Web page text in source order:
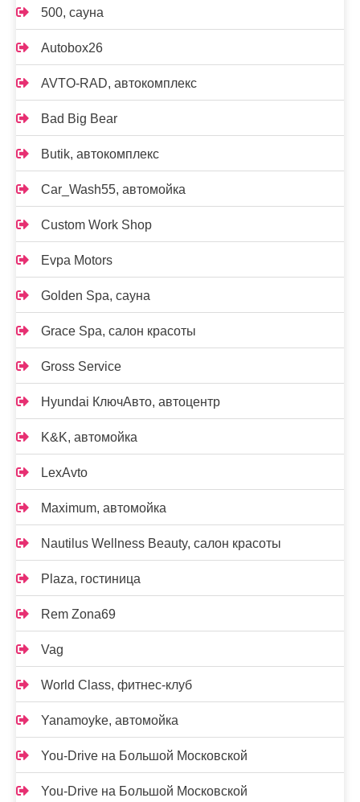
500, сауна
Autobox26
AVTO-RAD, автокомплекс
Bad Big Bear
Butik, автокомплекс
Car_Wash55, автомойка
Custom Work Shop
Evpa Motors
Golden Spa, сауна
Grace Spa, салон красоты
Gross Service
Hyundai КлючАвто, автоцентр
K&K, автомойка
LexAvto
Maximum, автомойка
Nautilus Wellness Beauty, салон красоты
Plaza, гостиница
Rem Zona69
Vag
World Class, фитнес-клуб
Yanamoyke, автомойка
You-Drive на Большой Московской
You-Drive на Большой Московской